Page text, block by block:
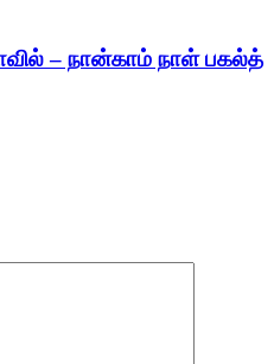
– நான்காம் நாள் பகல்த்